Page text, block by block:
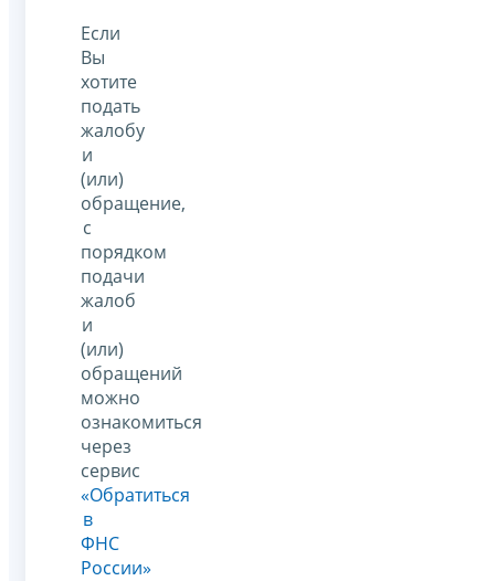
Если
Вы
хотите
подать
жалобу
и
(или)
обращение,
с
порядком
подачи
жалоб
и
(или)
обращений
можно
ознакомиться
через
сервис
«Обратиться
в
ФНС
России»